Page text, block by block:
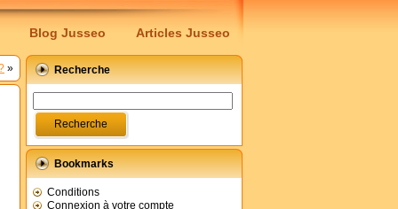
Blog Jusseo Articles Jusseo
» Recherche
Bookmarks
Conditions
Connexion à votre compte